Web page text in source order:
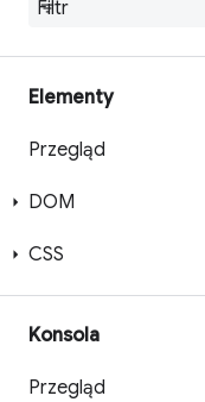
Elementy
Przegląd
DOM
CSS
Konsola
Przegląd